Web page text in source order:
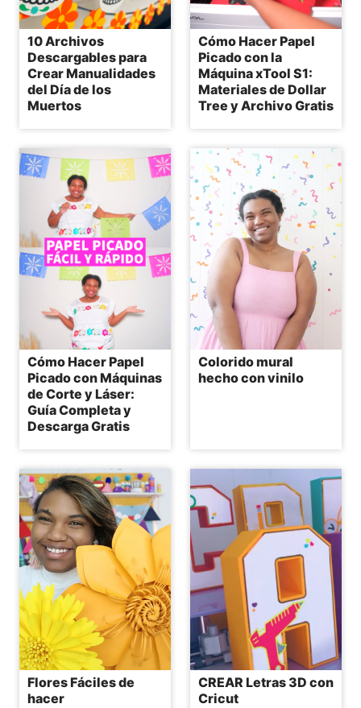
10 Archivos
Descargables para
Crear Manualidades
del Día de los
Muertos
Cómo Hacer Papel
Picado con la
Máquina xTool S1:
Materiales de Dollar
Tree y Archivo Gratis
Cómo Hacer Papel
Picado con Máquinas
de Corte y Láser:
Guía Completa y
Descarga Gratis
Colorido mural
hecho con vinilo
Flores Fáciles de
hacer
CREAR Letras 3D con
Cricut